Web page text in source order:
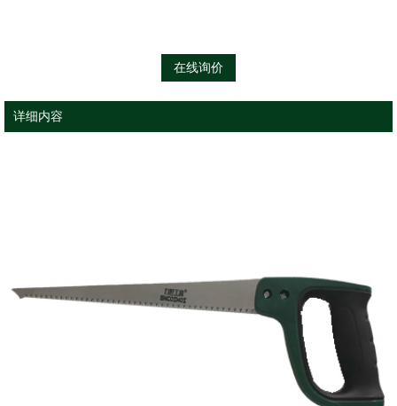
在线询价
详细内容